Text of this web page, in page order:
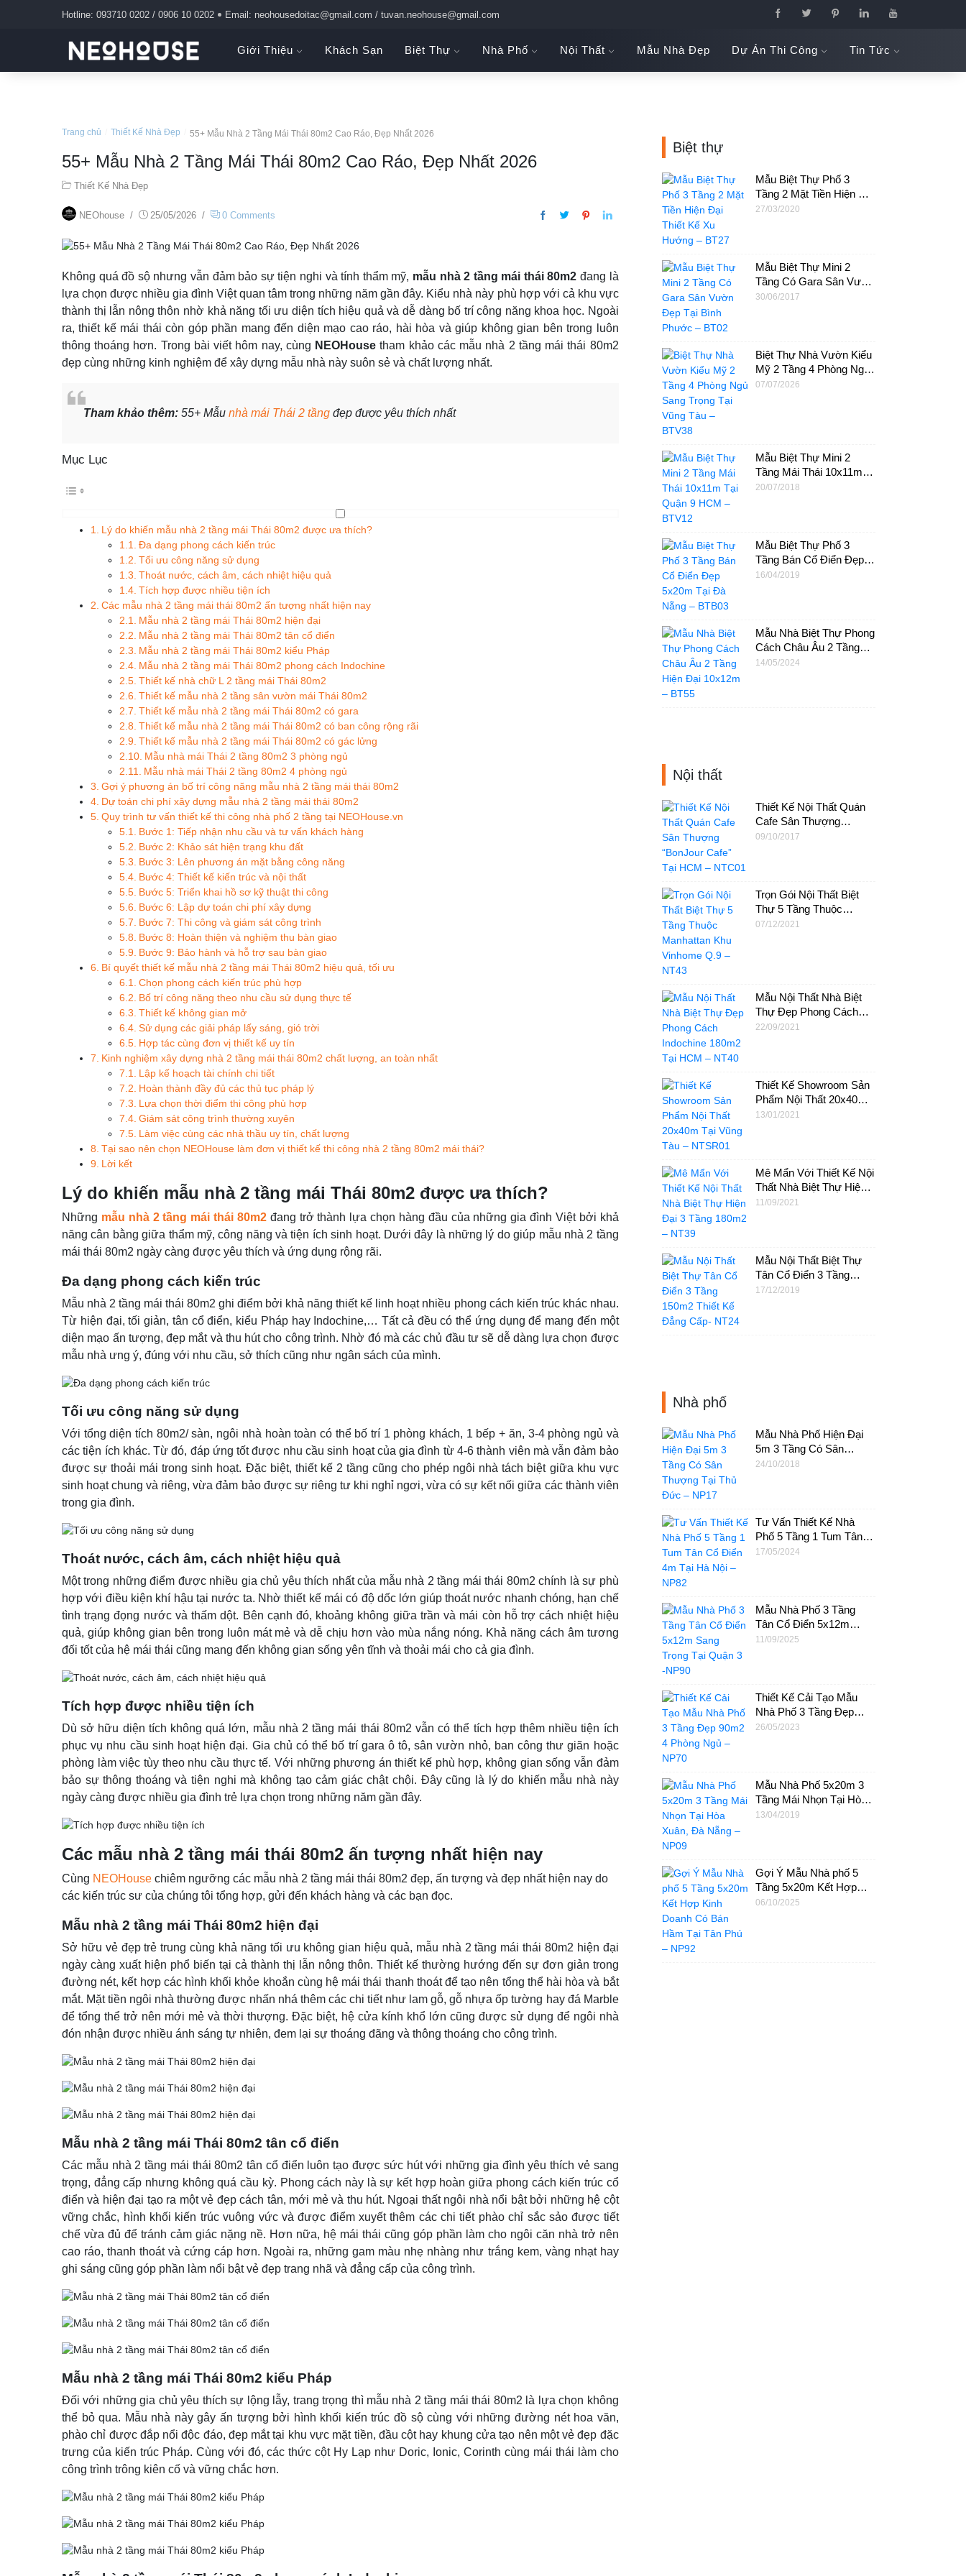
Hotline: 093710 0202 / 0906 10 0202 Email: neohousedoitac@gmail.com / tuvan.neohouse@gmail.com
Giới Thiệu Khách Sạn Biệt Thự Nhà Phố Nội Thất Mẫu Nhà Đẹp Dự Án Thi Công Tin Tức
Trang chủ Thiết Kế Nhà Đẹp 55+ Mẫu Nhà 2 Tầng Mái Thái 80m2 Cao Ráo, Đẹp Nhất 2026
55+ Mẫu Nhà 2 Tầng Mái Thái 80m2 Cao Ráo, Đẹp Nhất 2026
Thiết Kế Nhà Đẹp
NEOhouse / 25/05/2026 / 0 Comments
Không quá đồ sộ nhưng vẫn đảm bảo sự tiện nghi và tính thẩm mỹ, mẫu nhà 2 tầng mái thái 80m2 đang là
lựa chọn được nhiều gia đình Việt quan tâm trong những năm gần đây. Kiểu nhà này phù hợp với cả khu vực
thành thị lẫn nông thôn nhờ khả năng tối ưu diện tích hiệu quả và dễ dàng bố trí công năng khoa học. Ngoài
ra, thiết kế mái thái còn góp phần mang đến diện mạo cao ráo, hài hòa và giúp không gian bên trong luôn
thông thoáng hơn. Trong bài viết hôm nay, cùng NEOHouse tham khảo các mẫu nhà 2 tầng mái thái 80m2
đẹp cùng những kinh nghiệm để xây dựng mẫu nhà này suôn sẻ và chất lượng nhất.
Tham khảo thêm: 55+ Mẫu nhà mái Thái 2 tầng đẹp được yêu thích nhất
Mục Lục
Lý do khiến mẫu nhà 2 tầng mái Thái 80m2 được ưa thích?
Đa dạng phong cách kiến trúc
Tối ưu công năng sử dụng
Thoát nước, cách âm, cách nhiệt hiệu quả
Tích hợp được nhiều tiện ích
Các mẫu nhà 2 tầng mái thái 80m2 ấn tượng nhất hiện nay
Mẫu nhà 2 tầng mái Thái 80m2 hiện đại
Mẫu nhà 2 tầng mái Thái 80m2 tân cổ điển
Mẫu nhà 2 tầng mái Thái 80m2 kiểu Pháp
Mẫu nhà 2 tầng mái Thái 80m2 phong cách Indochine
Thiết kế nhà chữ L 2 tầng mái Thái 80m2
Thiết kế mẫu nhà 2 tầng sân vườn mái Thái 80m2
Thiết kế mẫu nhà 2 tầng mái Thái 80m2 có gara
Thiết kế mẫu nhà 2 tầng mái Thái 80m2 có ban công rộng rãi
Thiết kế mẫu nhà 2 tầng mái Thái 80m2 có gác lửng
Mẫu nhà mái Thái 2 tầng 80m2 3 phòng ngủ
Mẫu nhà mái Thái 2 tầng 80m2 4 phòng ngủ
Gợi ý phương án bố trí công năng mẫu nhà 2 tầng mái thái 80m2
Dự toán chi phí xây dựng mẫu nhà 2 tầng mái thái 80m2
Quy trình tư vấn thiết kế thi công nhà phố 2 tầng tại NEOHouse.vn
Bước 1: Tiếp nhận nhu cầu và tư vấn khách hàng
Bước 2: Khảo sát hiện trạng khu đất
Bước 3: Lên phương án mặt bằng công năng
Bước 4: Thiết kế kiến trúc và nội thất
Bước 5: Triển khai hồ sơ kỹ thuật thi công
Bước 6: Lập dự toán chi phí xây dựng
Bước 7: Thi công và giám sát công trình
Bước 8: Hoàn thiện và nghiệm thu bàn giao
Bước 9: Bảo hành và hỗ trợ sau bàn giao
Bí quyết thiết kế mẫu nhà 2 tầng mái Thái 80m2 hiệu quả, tối ưu
Chọn phong cách kiến trúc phù hợp
Bố trí công năng theo nhu cầu sử dụng thực tế
Thiết kế không gian mở
Sử dụng các giải pháp lấy sáng, gió trời
Hợp tác cùng đơn vị thiết kế uy tín
Kinh nghiệm xây dựng nhà 2 tầng mái thái 80m2 chất lượng, an toàn nhất
Lập kế hoạch tài chính chi tiết
Hoàn thành đầy đủ các thủ tục pháp lý
Lựa chọn thời điểm thi công phù hợp
Giám sát công trình thường xuyên
Làm việc cùng các nhà thầu uy tín, chất lượng
Tại sao nên chọn NEOHouse làm đơn vị thiết kế thi công nhà 2 tầng 80m2 mái thái?
Lời kết
Lý do khiến mẫu nhà 2 tầng mái Thái 80m2 được ưa thích?
Những mẫu nhà 2 tầng mái thái 80m2đang trở thành lựa chọn hàng đầu của những gia đình Việt bởi khả
năng cân bằng giữa thẩm mỹ, công năng và tiện ích sinh hoạt. Dưới đây là những lý do giúp mẫu nhà 2 tầng
mái thái 80m2 ngày càng được yêu thích và ứng dụng rộng rãi.
Đa dạng phong cách kiến trúc
Mẫu nhà 2 tầng mái thái 80m2 ghi điểm bởi khả năng thiết kế linh hoạt nhiều phong cách kiến trúc khác nhau.
Từ hiện đại, tối giản, tân cổ điển, kiểu Pháp hay Indochine,… Tất cả đều có thể ứng dụng để mang đến một
diện mạo ấn tượng, đẹp mắt và thu hút cho công trình. Nhờ đó mà các chủ đầu tư sẽ dễ dàng lựa chọn được
mẫu nhà ưng ý, đúng với nhu cầu, sở thích cũng như ngân sách của mình.
Tối ưu công năng sử dụng
Với tổng diện tích 80m2/ sàn, ngôi nhà hoàn toàn có thể bố trí 1 phòng khách, 1 bếp + ăn, 3-4 phòng ngủ và
các tiện ích khác. Từ đó, đáp ứng tốt được nhu cầu sinh hoạt của gia đình từ 4-6 thành viên mà vẫn đảm bảo
được sự thoải mái trong sinh hoạt. Đặc biệt, thiết kế 2 tầng cũng cho phép ngôi nhà tách biệt giữa khu vực
sinh hoạt chung và riêng, vừa đảm bảo được sự riêng tư khi nghỉ ngơi, vừa có sự kết nối giữa các thành viên
trong gia đình.
Thoát nước, cách âm, cách nhiệt hiệu quả
Một trong những điểm được nhiều gia chủ yêu thích nhất của mẫu nhà 2 tầng mái thái 80m2 chính là sự phù
hợp với điều kiện khí hậu tại nước ta. Nhờ thiết kế mái có độ dốc lớn giúp thoát nước nhanh chóng, hạn chế
tình trạng đọng nước và thấm dột. Bên cạnh đó, khoảng không giữa trần và mái còn hỗ trợ cách nhiệt hiệu
quả, giúp không gian bên trong luôn mát mẻ và dễ chịu hơn vào mùa nắng nóng. Khả năng cách âm tương
đối tốt của hệ mái thái cũng mang đến không gian sống yên tĩnh và thoải mái cho cả gia đình.
Tích hợp được nhiều tiện ích
Dù sở hữu diện tích không quá lớn, mẫu nhà 2 tầng mái thái 80m2 vẫn có thể tích hợp thêm nhiều tiện ích
phục vụ nhu cầu sinh hoạt hiện đại. Gia chủ có thể bố trí gara ô tô, sân vườn nhỏ, ban công thư giãn hoặc
phòng làm việc tùy theo nhu cầu thực tế. Với những phương án thiết kế phù hợp, không gian sống vẫn đảm
bảo sự thông thoáng và tiện nghi mà không tạo cảm giác chật chội. Đây cũng là lý do khiến mẫu nhà này
ngày càng được nhiều gia đình trẻ lựa chọn trong những năm gần đây.
Các mẫu nhà 2 tầng mái thái 80m2 ấn tượng nhất hiện nay
Cùng NEOHouse chiêm ngưỡng các mẫu nhà 2 tầng mái thái 80m2 đẹp, ấn tượng và đẹp nhất hiện nay do
các kiến trúc sư của chúng tôi tổng hợp, gửi đến khách hàng và các bạn đọc.
Mẫu nhà 2 tầng mái Thái 80m2 hiện đại
Sở hữu vẻ đẹp trẻ trung cùng khả năng tối ưu không gian hiệu quả, mẫu nhà 2 tầng mái thái 80m2 hiện đại
ngày càng xuất hiện phổ biến tại cả thành thị lẫn nông thôn. Thiết kế thường hướng đến sự đơn giản trong
đường nét, kết hợp các hình khối khỏe khoắn cùng hệ mái thái thanh thoát để tạo nên tổng thể hài hòa và bắt
mắt. Mặt tiền ngôi nhà thường được nhấn nhá thêm các chi tiết như lam gỗ, gỗ nhựa ốp tường hay đá Marble
để tổng thể trở nên mới mẻ và thời thượng. Đặc biệt, hệ cửa kính khổ lớn cũng được sử dụng để ngôi nhà
đón nhận được nhiều ánh sáng tự nhiên, đem lại sự thoáng đãng và thông thoáng cho công trình.
Mẫu nhà 2 tầng mái Thái 80m2 tân cổ điển
Các mẫu nhà 2 tầng mái thái 80m2 tân cổ điển luôn tạo được sức hút với những gia đình yêu thích vẻ sang
trọng, đẳng cấp nhưng không quá cầu kỳ. Phong cách này là sự kết hợp hoàn giữa phong cách kiến trúc cổ
điển và hiện đại tạo ra một vẻ đẹp cách tân, mới mẻ và thu hút. Ngoại thất ngôi nhà nổi bật bởi những hệ cột
vững chắc, hình khối kiến trúc vuông vức và được điểm xuyết thêm các chi tiết phào chỉ sắc sảo được tiết
chế vừa đủ để tránh cảm giác nặng nề. Hơn nữa, hệ mái thái cũng góp phần làm cho ngôi căn nhà trở nên
cao ráo, thanh thoát và cứng cáp hơn. Ngoài ra, những gam màu nhẹ nhàng như trắng kem, vàng nhạt hay
ghi sáng cũng góp phần làm nổi bật vẻ đẹp trang nhã và đẳng cấp của công trình.
Mẫu nhà 2 tầng mái Thái 80m2 kiểu Pháp
Đối với những gia chủ yêu thích sự lộng lẫy, trang trọng thì mẫu nhà 2 tầng mái thái 80m2 là lựa chọn không
thể bỏ qua. Mẫu nhà này gây ấn tượng bởi hình khối kiến trúc đồ sộ cùng với những đường nét hoa văn,
phào chỉ được đắp nổi độc đáo, đẹp mắt tại khu vực mặt tiền, đầu cột hay khung cửa tạo nên một vẻ đẹp đặc
trưng của kiến trúc Pháp. Cùng với đó, các thức cột Hy Lạp như Doric, Ionic, Corinth cùng mái thái làm cho
công trình trông kiên cố và vững chắc hơn.
Biệt thự
Mẫu Biệt Thự Phố 3
Tầng 2 Mặt Tiền Hiện Đại
Thiết Kế Xu Hướng –
27/03/2020
Mẫu Biệt Thự Mini 2
Tầng Có Gara Sân Vườn
Đẹp Tại Bình Phước –
30/06/2017
Biệt Thự Nhà Vườn Kiểu
Mỹ 2 Tầng 4 Phòng Ngủ
Sang Trọng Tại Vũng Tàu
07/07/2026
Mẫu Biệt Thự Mini 2
Tầng Mái Thái 10x11m
Tại Quận 9 HCM –
20/07/2018
Mẫu Biệt Thự Phố 3
Tầng Bán Cổ Điển Đẹp
5x20m Tại Đà Nẵng –
16/04/2019
Mẫu Nhà Biệt Thự Phong
Cách Châu Âu 2 Tầng
Hiện Đại 10x12m – BT55
14/05/2024
Nội thất
Thiết Kế Nội Thất Quán
Cafe Sân Thượng
“BonJour Cafe” Tại HCM
09/10/2017
Trọn Gói Nội Thất Biệt
Thự 5 Tầng Thuộc
Manhattan Khu Vinhome
07/12/2021
Mẫu Nội Thất Nhà Biệt
Thự Đẹp Phong Cách
Indochine 180m2 Tại
22/09/2021
Thiết Kế Showroom Sản
Phẩm Nội Thất 20x40m
Tại Vũng Tàu – NTSR01
13/01/2021
Mê Mẩn Với Thiết Kế Nội
Thất Nhà Biệt Thự Hiện
Đại 3 Tầng 180m2 –
11/09/2021
Mẫu Nội Thất Biệt Thự
Tân Cổ Điển 3 Tầng
150m2 Thiết Kế Đẳng
17/12/2019
Nhà phố
Mẫu Nhà Phố Hiện Đại
5m 3 Tầng Có Sân
Thượng Tại Thủ Đức –
24/10/2018
Tư Vấn Thiết Kế Nhà
Phố 5 Tầng 1 Tum Tân
Cổ Điển 4m Tại Hà Nội –
17/05/2024
Mẫu Nhà Phố 3 Tầng
Tân Cổ Điển 5x12m
Sang Trọng Tại Quận 3 -
11/09/2025
Thiết Kế Cải Tạo Mẫu
Nhà Phố 3 Tầng Đẹp
90m2 4 Phòng Ngủ –
26/05/2023
Mẫu Nhà Phố 5x20m 3
Tầng Mái Nhọn Tại Hòa
Xuân, Đà Nẵng – NP09
13/04/2019
Gợi Ý Mẫu Nhà phố 5
Tầng 5x20m Kết Hợp
Kinh Doanh Có Bán Hầm
06/10/2025